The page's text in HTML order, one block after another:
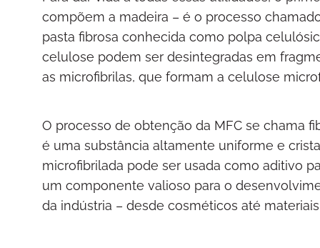
compõem a madeira – é o processo
pasta fibrosa conhecida como polpa
celulose podem ser desintegradas em
as microfibrilas, que formam a celulose
O processo de obtenção da MFC se chama
é uma substância altamente uniforme e
microfibrilada pode ser usada como aditivo
um componente valioso para o
da indústria – desde cosméticos até